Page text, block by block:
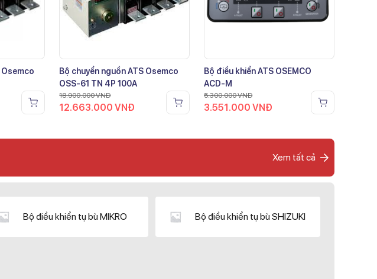
Osemco
Bộ chuyển nguồn ATS Osemco
OSS-61 TN 4P 100A
18.900.000VNĐ
12.663.000VNĐ
Bộ điều khiển ATS OSEMCO
ACD-M
5.300.000VNĐ
3.551.000VNĐ
Xem tất cả
Bộ điều khiển tụ bù MIKRO Bộ điều khiển tụ bù SHIZUKI